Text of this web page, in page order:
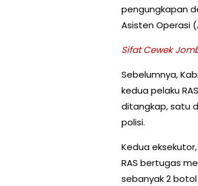
pengungkapan
Asisten Operasi
Sifat Cewek
Sebelumnya,
kedua pelaku
ditangkap, satu
polisi.
Kedua
RAS bertugas
sebanyak 2 botol